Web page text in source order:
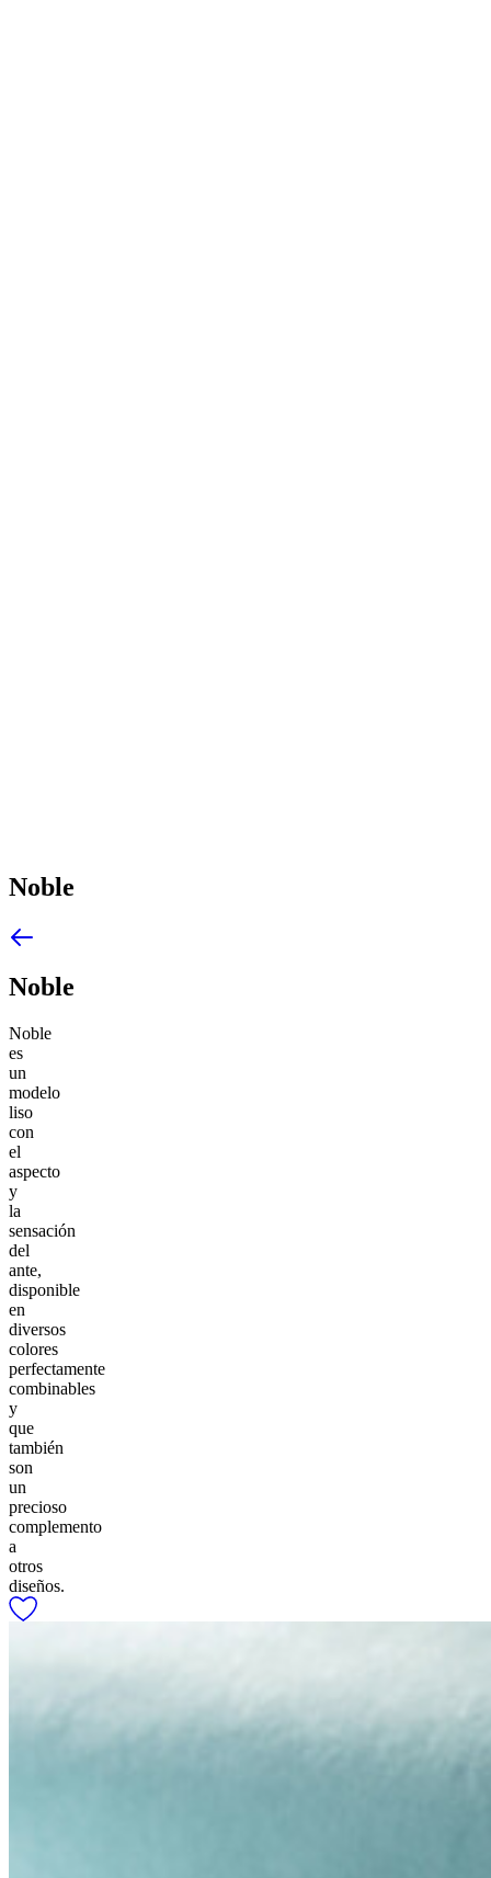
Noble
Noble
Noble
es
un
modelo
liso
con
el
aspecto
y
la
sensación
del
ante,
disponible
en
diversos
colores
perfectamente
combinables
y
que
también
son
un
precioso
complemento
a
otros
diseños.